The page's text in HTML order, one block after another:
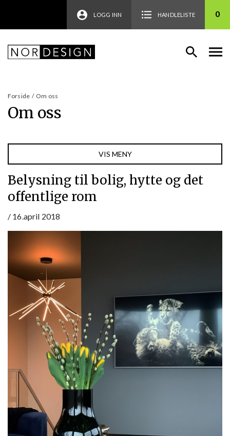
LOGG INN HANDLELISTE 0
Forside / Om oss
Om oss
VIS MENY
Belysning til bolig, hytte og det
offentlige rom
/ 16.april 2018